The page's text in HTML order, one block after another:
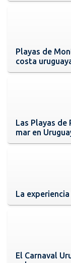
Playas de
costa
Las Playas de
mar en
La
El Carnaval